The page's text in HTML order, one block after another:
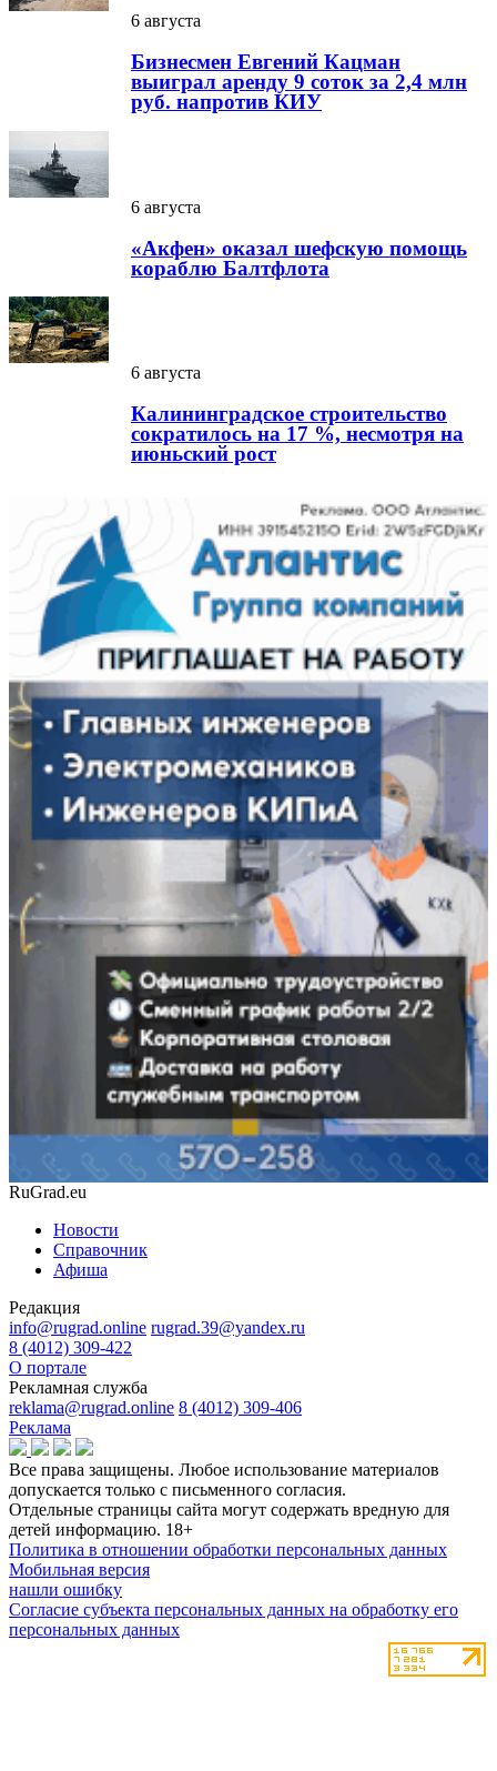
6 августа
Бизнесмен Евгений Кацман
выиграл аренду 9 соток за 2,4 млн
руб. напротив КИУ
6 августа
«Акфен» оказал шефскую помощь
кораблю Балтфлота
6 августа
Калининградское строительство
сократилось на 17 %, несмотря на
июньский рост
RuGrad.eu
Новости
Справочник
Афиша
Редакция
info@rugrad.online rugrad.39@yandex.ru
8 (4012) 309-422
О портале
Рекламная служба
reklama@rugrad.online 8 (4012) 309-406
Реклама
Все права защищены. Любое использование материалов
допускается только с письменного согласия.
Отдельные страницы сайта могут содержать вредную для
детей информацию. 18+
Политика в отношении обработки персональных данных
Мобильная версия
нашли ошибку
Согласие субъекта персональных данных на обработку его
персональных данных